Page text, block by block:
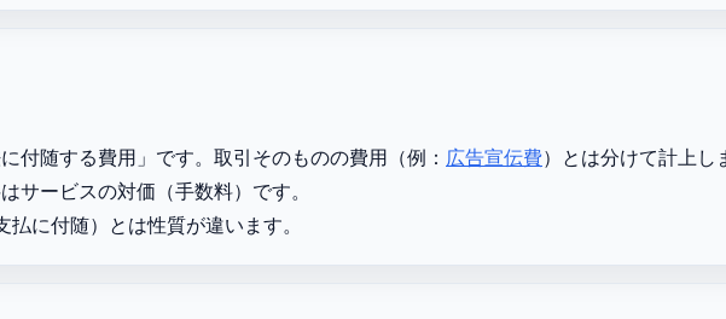
付随する費用」です。取引そのものの費用（例： 広告宣伝費）とは分けて計上し
サービスの対価（手数料）です。
に付随）とは性質が違います。